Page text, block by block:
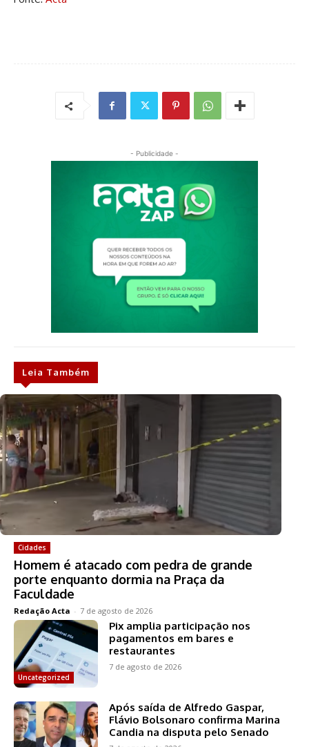
- Publicidade -
Leia Também
Cidades
Homem é atacado com pedra de grande
porte enquanto dormia na Praça da
Faculdade
Redação Acta - 7 de agosto de 2026
Uncategorized
Pix amplia participação nos
pagamentos em bares e
restaurantes
7 de agosto de 2026
Após saída de Alfredo Gaspar,
Flávio Bolsonaro confirma Marina
Candia na disputa pelo Senado